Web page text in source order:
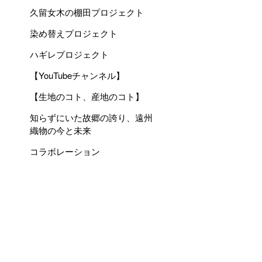
久留女木の棚田プロジェクト
染め替えプロジェクト
ハギレプロジェクト
【YouTubeチャンネル】
【生地のコト、産地のコト】
知らずにいた故郷の誇り、遠州
織物の今と未来
コラボレーション